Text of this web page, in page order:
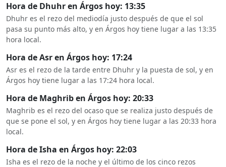
Hora de Dhuhr en Árgos hoy: 13:35
Dhuhr es el rezo del mediodía justo después de que el sol
pasa su punto más alto, y en Árgos hoy tiene lugar a las 13:35
hora local.
Hora de Asr en Árgos hoy: 17:24
Asr es el rezo de la tarde entre Dhuhr y la puesta de sol, y en
Árgos hoy tiene lugar a las 17:24 hora local.
Hora de Maghrib en Árgos hoy: 20:33
Maghrib es el rezo del ocaso que se realiza justo después de
que se pone el sol, y en Árgos hoy tiene lugar a las 20:33 hora
local.
Hora de Isha en Árgos hoy: 22:03
Isha es el rezo de la noche y el último de los cinco rezos